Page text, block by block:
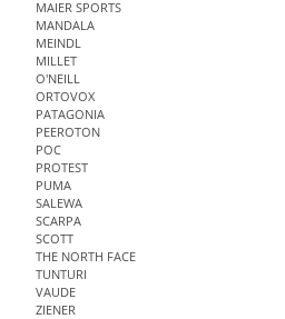
MAIER SPORTS
MANDALA
MEINDL
MILLET
O'NEILL
ORTOVOX
PATAGONIA
PEEROTON
POC
PROTEST
PUMA
SALEWA
SCARPA
SCOTT
THE NORTH FACE
TUNTURI
VAUDE
ZIENER